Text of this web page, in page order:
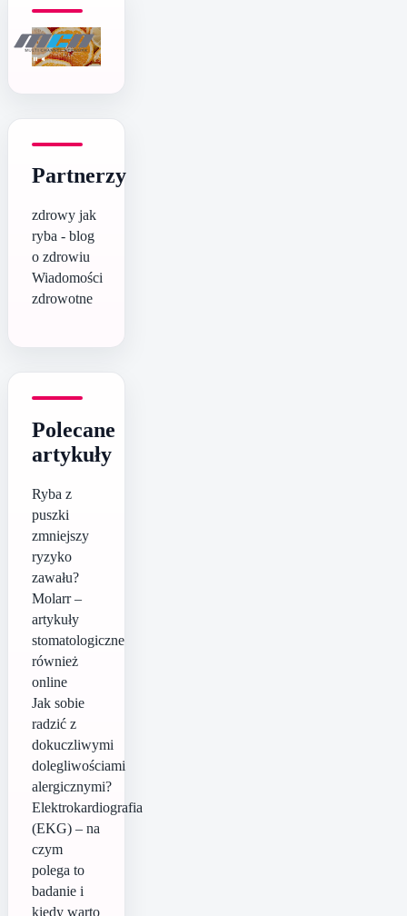
Partnerzy
zdrowy jak
ryba - blog
o zdrowiu
Wiadomości
zdrowotne
Polecane
artykuły
Ryba z
puszki
zmniejszy
ryzyko
zawału?
Molarr –
artykuły
stomatologiczne
również
online
Jak sobie
radzić z
dokuczliwymi
dolegliwościami
alergicznymi?
Elektrokardiografia
(EKG) – na
czym
polega to
badanie i
kiedy warto